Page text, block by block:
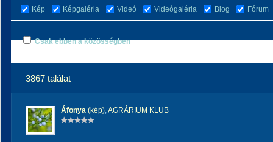
Kép Képgaléria Videó Videógaléria Blog Fórum
Csak ebben a közösségben
3867 találat
Áfonya (kép),AGRÁRIUM KLUB